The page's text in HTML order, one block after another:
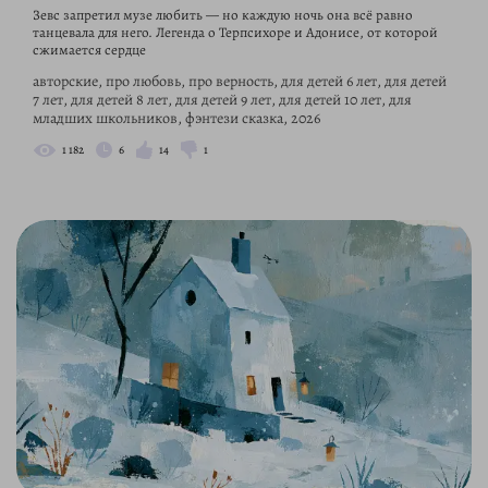
Зевс запретил музе любить — но каждую ночь она всё равно
танцевала для него. Легенда о Терпсихоре и Адонисе, от которой
сжимается сердце
авторские, про любовь, про верность, для детей 6 лет, для детей
7 лет, для детей 8 лет, для детей 9 лет, для детей 10 лет, для
младших школьников, фэнтези сказка, 2026
1 182 6 14 1